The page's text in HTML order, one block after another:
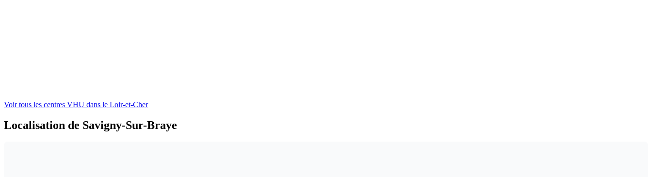
Voir tous les centres VHU dans le Loir-et-Cher
Localisation de Savigny-Sur-Braye